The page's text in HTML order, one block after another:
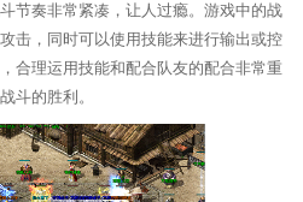
节奏非常紧凑，让人过瘾。游戏中的战
击，同时可以使用技能来进行输出或控
合理运用技能和配合队友的配合非常重
斗的胜利。